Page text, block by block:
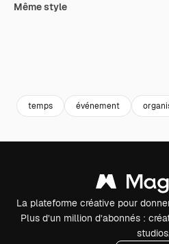
Même style
temps événement
La plateforme créative pour
Plus d’un million d’abonnés :